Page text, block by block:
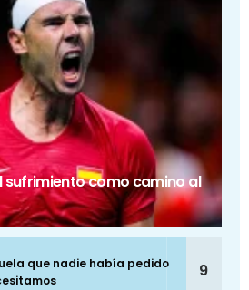
sufrimiento como camino al
que nadie había pedido
9